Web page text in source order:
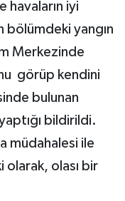
havaların iyi
bölümdeki yangın
Merkezinde
görüp kendini
bulunan
bildirildi.
müdahalesi ile
olarak, olası bir